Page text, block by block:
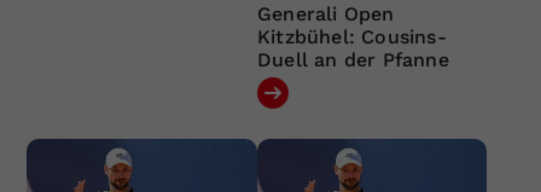
Generali Open
Kitzbühel: Cousins-
Duell an der Pfanne